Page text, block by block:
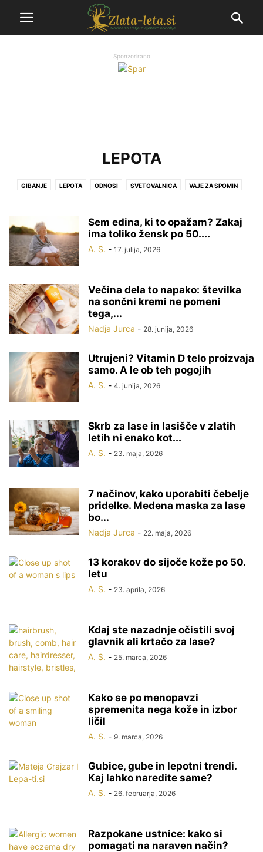
Sponzorirano
LEPOTA
GIBANJE LEPOTA ODNOSI SVETOVALNICA VAJE ZA SPOMIN
Sem edina, ki to opažam? Zakaj
ima toliko žensk po 50....
A. S. - 17. julija, 2026
Večina dela to napako: številka
na sončni kremi ne pomeni
tega,...
Nadja Jurca - 28. junija, 2026
Utrujeni? Vitamin D telo proizvaja
samo. A le ob teh pogojih
A. S. - 4. junija, 2026
Skrb za lase in lasišče v zlatih
letih ni enako kot...
A. S. - 23. maja, 2026
7 načinov, kako uporabiti čebelje
pridelke. Medena maska za lase
bo...
Nadja Jurca - 22. maja, 2026
13 korakov do sijoče kože po 50.
letu
A. S. - 23. aprila, 2026
Kdaj ste nazadnje očistili svoj
glavnik ali krtačo za lase?
A. S. - 25. marca, 2026
Kako se po menopavzi
spremenita nega kože in izbor
ličil
A. S. - 9. marca, 2026
Gubice, gube in lepotni trendi.
Kaj lahko naredite same?
A. S. - 26. februarja, 2026
Razpokane ustnice: kako si
pomagati na naraven način?